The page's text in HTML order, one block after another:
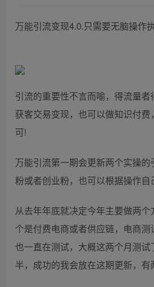
万能引流变现4.0.只需要无脑操作
引流的重要性不言而喻，得流量
获客交易变现，也可以做知识付
可!
万能引流第一期会更新两个实操
粉或者创业粉，也可以根据操作自
从去年年底就决定今年主要做两
个是付费电商或者供应链，电商
也一直在测试，大概这两个月测
半，成功的我会放在这期更新，有